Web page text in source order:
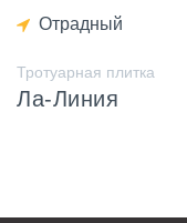
Отрадный
Тротуарная плитка
Ла-Линия